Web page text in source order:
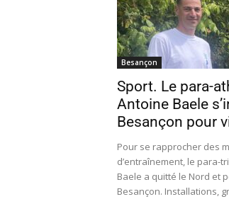
Besançon
Sport. Le para-
Antoine Baele
Besançon pour
Pour se rapprocher des
d’entraînement, le para-
Baele a quitté le Nord et
Besançon. Installations,